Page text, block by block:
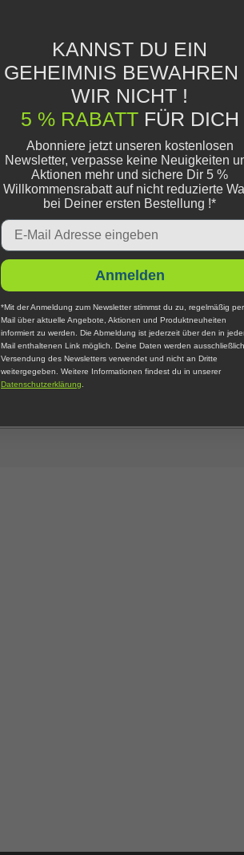
KANNST DU EIN
GEHEIMNIS BEWAHREN
WIR NICHT !
5 % RABATTFÜR DICH
Abonniere jetzt unseren kostenlosen
Newsletter, verpasse keine Neuigkeiten
Aktionen mehr und sichere Dir 5 %
Willkommensrabatt auf nicht reduzierte
bei Deiner ersten Bestellung !*
Email
Anmelden
*Mit der Anmeldung zum Newsletter stimmst du zu, regelmäßig
Mail über aktuelle Angebote, Aktionen und Produktneuheiten
informiert zu werden. Die Abmeldung ist jederzeit über den in
Mail enthaltenen Link möglich. Deine Daten werden
Versendung des Newsletters verwendet und nicht an Dritte
weitergegeben. Weitere Informationen findest du in unserer
Datenschutzerklärung